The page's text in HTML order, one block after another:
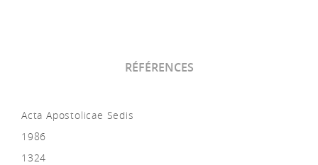
RÉFÉRENCES
Acta Apostolicae Sedis
1986
1324